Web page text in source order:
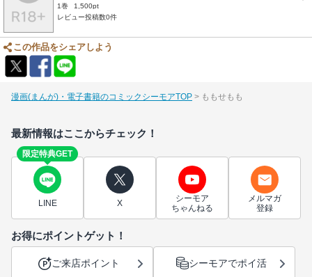
1巻
1,500pt
レビュー投稿数0件
この作品をシェアしよう
漫画(まんが)・電子書籍のコミックシーモアTOP ももせもも
最新情報はここからチェック！
限定特典GET
LINE X
シーモア
ちゃんねる
メルマガ
登録
お得にポイントゲット！
ご来店ポイント シーモアでポイ活